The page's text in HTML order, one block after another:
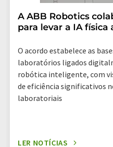
A ABB Robotics
para levar a IA
O acordo estabelece as
laboratórios ligados
robótica inteligente, com
de eficiência significativos
laboratoriais
LER NOTÍCIAS